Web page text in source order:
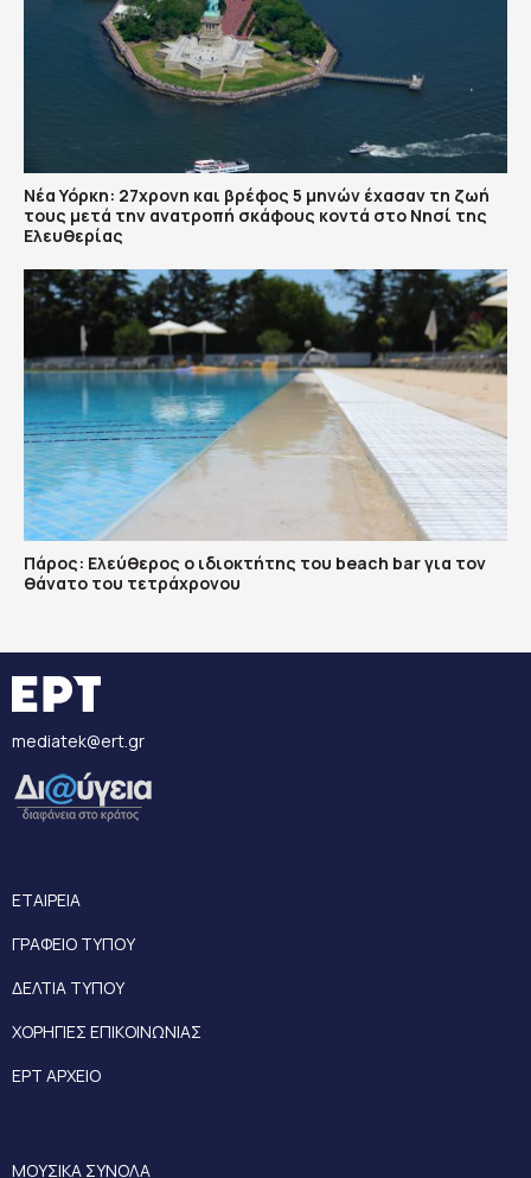
Νέα Υόρκη: 27χρονη και βρέφος 5 μηνών έχασαν τη ζωή
τους μετά την ανατροπή σκάφους κοντά στο Νησί της
Ελευθερίας
Πάρος: Ελεύθερος ο ιδιοκτήτης του beach bar για τον
θάνατο του τετράχρονου
mediatek@ert.gr
ΕΤΑΙΡΕΙΑ
ΓΡΑΦΕΙΟ ΤΥΠΟΥ
ΔΕΛΤΙΑ ΤΥΠΟΥ
ΧΟΡΗΓΙΕΣ ΕΠΙΚΟΙΝΩΝΙΑΣ
ΕΡΤ ΑΡΧΕΙΟ
ΜΟΥΣΙΚΑ ΣΥΝΟΛΑ